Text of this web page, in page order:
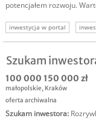
potencjałem rozwoju.
inwestycja w portal
Szukam
100 000 150 000 zł
małopolskie, Kraków
oferta archiwalna
Szukam inwestora: